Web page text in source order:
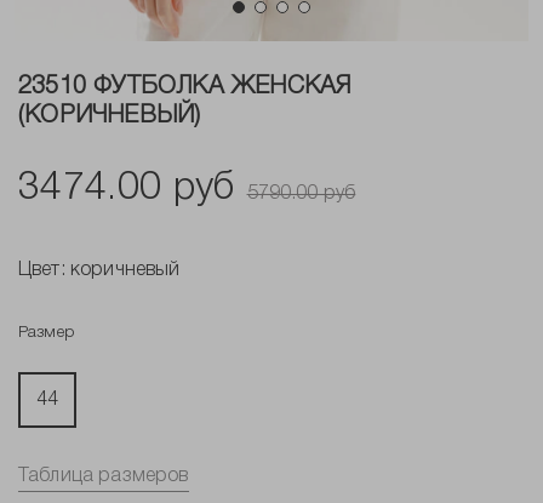
23510 ФУТБОЛКА ЖЕНСКАЯ
(КОРИЧНЕВЫЙ)
3474.00 руб 5790.00 руб
Цвет: коричневый
Таблица размеров
Размер
44